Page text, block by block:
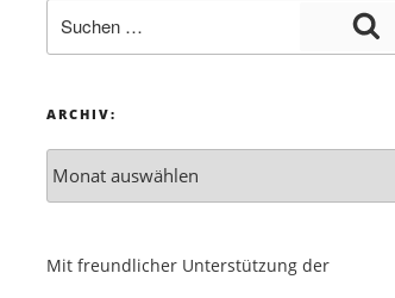
ARCHIV:
Mit freundlicher Unterstützung der